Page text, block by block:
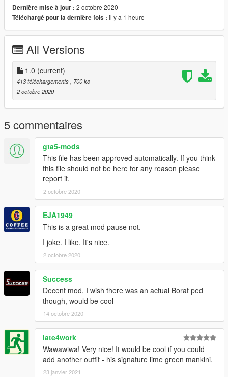
Dernière mise à jour : 2 octobre 2020
Téléchargé pour la dernière fois : il y a 1 heure
All Versions
1.0 (current)
413 téléchargements
, 700 ko
2 octobre 2020
5 commentaires
gta5-mods
This file has been approved automatically. If you think
this file should not be here for any reason please
report it.
2 octobre 2020
EJA1949
This is a great mod pause not.
I joke. I like. It's nice.
2 octobre 2020
Success
Decent mod, I wish there was an actual Borat ped
though, would be cool
14 octobre 2020
late4work
Wawawiwa! Very nice! It would be cool if you could
add another outfit - his signature lime green mankini.
23 janvier 2021